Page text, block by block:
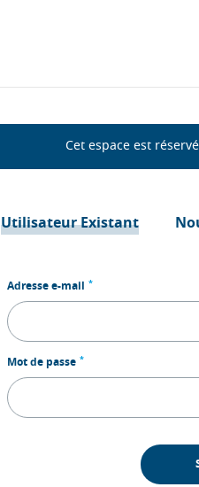
Cet espace est
Utilisateur Existant
Adresse e-mail *
Mot de passe *